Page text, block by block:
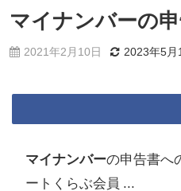
マイナンバーの
2021年2月10日 2023年5月
マイナンバーの申告書へ
ートくらぶ会員 ...